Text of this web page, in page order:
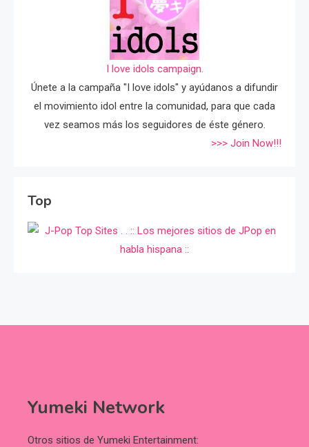
I love idols campaign.
Únete a la campaña "I love idols" y ayúdanos a difundir
el movimiento idol entre la comunidad, para que cada
vez seamos más los seguidores de éste género.
>>> Join Now!!!
Top
Yumeki Network
Otros sitios de Yumeki Entertainment: